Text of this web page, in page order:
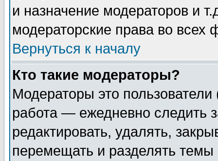
и назначение модераторов и
модераторские права во всех
Вернуться к началу
Кто такие модераторы?
Модераторы это
работа — ежедневно следить
редактировать, удалять,
перемещать и разделять